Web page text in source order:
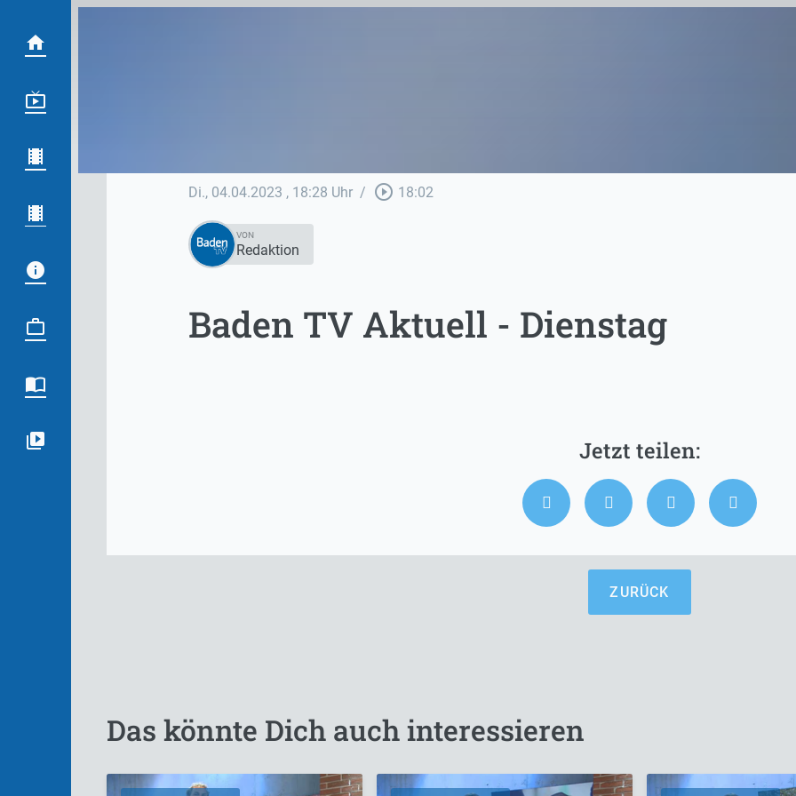
Di., 04.04.2023 , 18:28 Uhr / play_circle_outline 18:02
VON
Redaktion
Baden TV Aktuell - Dienstag
ZURÜCK
Das könnte Dich auch interessieren